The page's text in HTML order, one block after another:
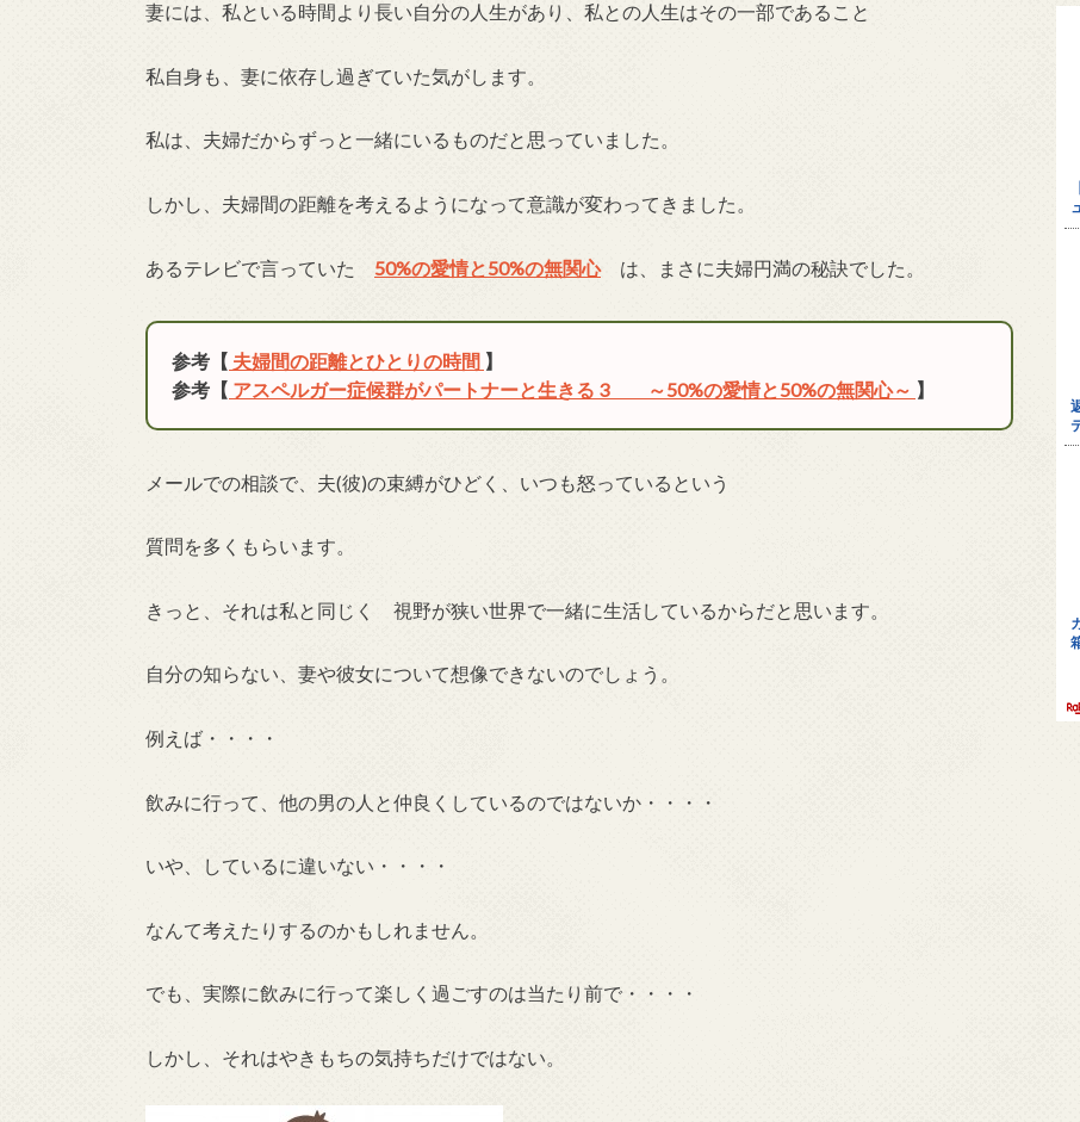
妻には、私といる時間より長い自分の人生があり、私との人生はその一部であること
私自身も、妻に依存し過ぎていた気がします。
私は、夫婦だからずっと一緒にいるものだと思っていました。
しかし、夫婦間の距離を考えるようになって意識が変わってきました。
あるテレビで言っていた 50%の愛情と50%の無関心 は、まさに夫婦円満の秘訣でした。
参考【 夫婦間の距離とひとりの時間 】
参考【 アスペルガー症候群がパートナーと生きる 3 ～50%の愛情と50%の無関心～ 】
メールでの相談で、夫(彼)の束縛がひどく、いつも怒っているという
質問を多くもらいます。
きっと、それは私と同じく 視野が狭い世界で一緒に生活しているからだと思います。
自分の知らない、妻や彼女について想像できないのでしょう。
例えば・・・・
飲みに行って、他の男の人と仲良くしているのではないか・・・・
いや、しているに違いない・・・・
なんて考えたりするのかもしれません。
でも、実際に飲みに行って楽しく過ごすのは当たり前で・・・・
しかし、それはやきもちの気持ちだけではない。